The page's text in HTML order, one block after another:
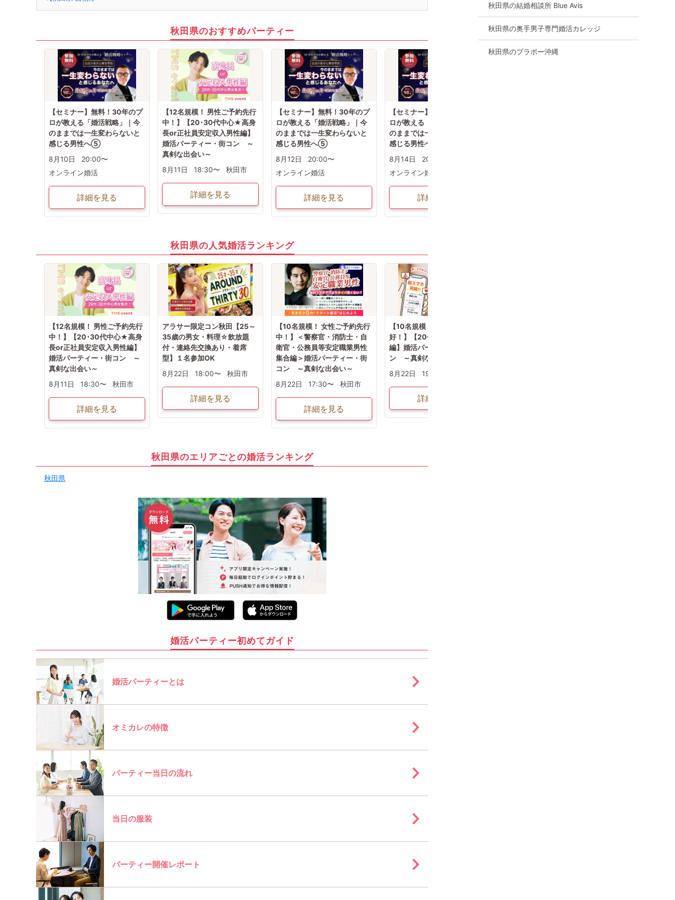
秋田県のおすすめパーティー
【セミナー】無料！30年のプ
ロが教える「婚活戦略」｜今
のままでは一生変わらないと
感じる男性へ⑤
8月10日
20:00〜
オンライン婚活
詳細を見る
【12名規模！ 男性ご予約先行
中！】【20･30代中心★高身
長or正社員安定収入男性編】
婚活パーティー・街コン ～
真剣な出会い～
8月11日
18:30〜 秋田市
詳細を見る
【セミナー】無料！30年のプ
ロが教える「婚活戦略」｜今
のままでは一生変わらないと
感じる男性へ⑤
8月12日
20:00〜
オンライン婚活
詳細を見る
【セミナー】無料！30年のプ
ロが教える「婚活戦略」｜今
のままでは一生変わらないと
感じる男性へ⑤
8月14日
20:00〜
オンライン婚活
詳細を見る
秋田県の人気婚活ランキング
【12名規模！ 男性ご予約先行
中！】【20･30代中心★高身
長or正社員安定収入男性編】
婚活パーティー・街コン ～
真剣な出会い～
8月11日
18:30〜 秋田市
詳細を見る
アラサー限定コン秋田【25～
35歳の男女・料理☆飲放題
付・連絡先交換あり・着席
型】１名参加OK
8月22日
18:00〜 秋田市
詳細を見る
【10名規模！ 女性ご予約先行
中！】＜警察官・消防士・自
衛官・公務員等安定職業男性
集合編＞婚活パーティー・街
コン ～真剣な出会い～
8月22日
17:30〜 秋田市
詳細を見る
【10名規模！ 男女バランス良
好！】【20代中心ハイスペ
編】婚活パーティー・街コ
ン ～真剣な出会い～
8月22日
19:15〜
詳細を見る
秋田県のエリアごとの婚活ランキング
秋田県
婚活パーティー初めてガイド
婚活パーティーとは
オミカレの特徴
パーティー当日の流れ
当日の服装
パーティー開催レポート
秋田県の結婚相談所 Blue Avis
秋田県の奥手男子専門婚活カレッジ
秋田県のブラボー沖縄